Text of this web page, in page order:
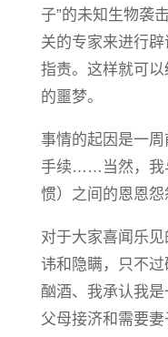
子”的未知生物袭
关的专家来进行
指责。这样就可
的噩梦。
事情的起因是一
手续……当然，我
惯）之间的恩恩怨
对于大家喜闻乐
讳和隐瞒，只不
酗酒、我承认我
父母接济和需要